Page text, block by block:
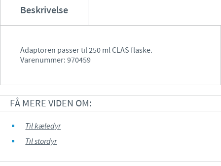
Beskrivelse
Adaptoren passer til 250 ml CLAS flaske.
Varenummer: 970459
FÅ MERE VIDEN OM:
Til kæledyr
Til stordyr